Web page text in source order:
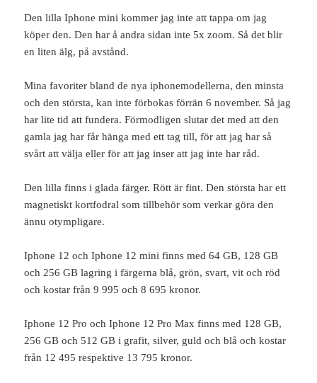
Den lilla Iphone mini kommer jag inte att tappa om jag
köper den. Den har å andra sidan inte 5x zoom. Så det blir
en liten älg, på avstånd.
Mina favoriter bland de nya iphonemodellerna, den minsta
och den största, kan inte förbokas förrän 6 november. Så jag
har lite tid att fundera. Förmodligen slutar det med att den
gamla jag har får hänga med ett tag till, för att jag har så
svårt att välja eller för att jag inser att jag inte har råd.
Den lilla finns i glada färger. Rött är fint. Den största har ett
magnetiskt kortfodral som tillbehör som verkar göra den
ännu otympligare.
Iphone 12 och Iphone 12 mini finns med 64 GB, 128 GB
och 256 GB lagring i färgerna blå, grön, svart, vit och röd
och kostar från 9 995 och 8 695 kronor.
Iphone 12 Pro och Iphone 12 Pro Max finns med 128 GB,
256 GB och 512 GB i grafit, silver, guld och blå och kostar
från 12 495 respektive 13 795 kronor.